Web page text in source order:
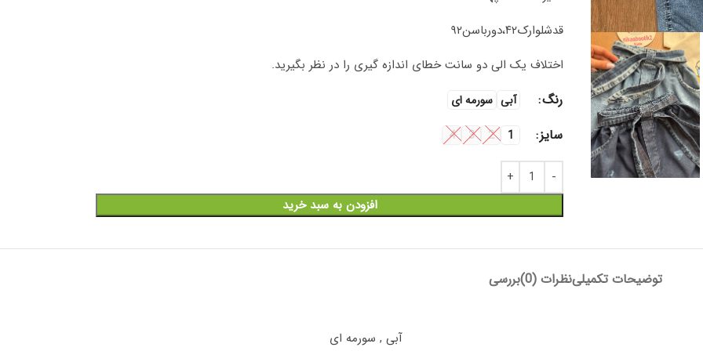
قد‌شلوارک۴۲،دورباسن۹۲
اختلاف یک الی دو سانت خطای اندازه گیری را در نظر بگیرید.
رنگ آبی سورمه ای
سایز 1
2
3
4
افزودن به سبد خرید
توضیحات تکمیلینظرات (0) بررسی
آبی , سورمه ای